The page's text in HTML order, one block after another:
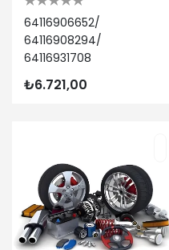
64116906652/
64116908294/
64116931708
₺6.721,00